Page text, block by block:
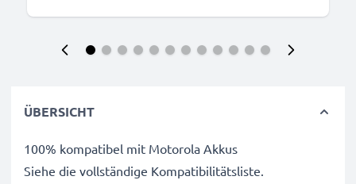
ÜBERSICHT
100% kompatibel mit Motorola Akkus
Siehe die vollständige Kompatibilitätsliste.